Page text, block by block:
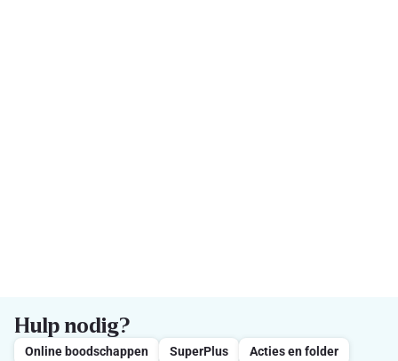
Hulp nodig?
Online boodschappen SuperPlus
Acties en folder